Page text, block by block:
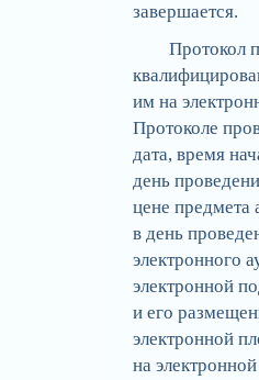
завершается.
Протокол
им на
Протоколе
дата, время
день
цене предмета
в день
электронного
электронной
и его
электронной
на